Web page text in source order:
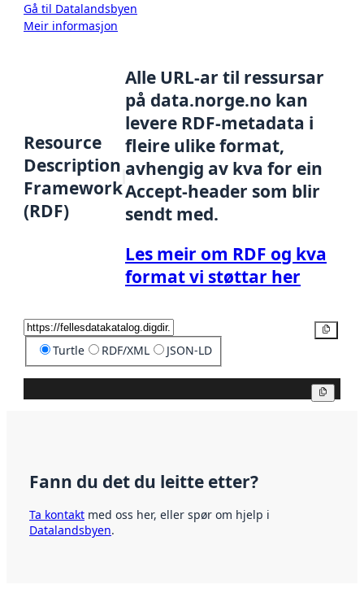
Gå til Datalandsbyen
Meir informasjon
Resource
Description
Framework
(RDF)
Alle URL-ar til ressursar
på data.norge.no kan
levere RDF-metadata i
fleire ulike format,
avhengig av kva for ein
Accept-header som blir
sendt med.
Les meir om RDF og kva
format vi støttar her
Turtle RDF/XML JSON-LD
Fann du det du leitte etter?
Ta kontakt med oss her, eller spør om hjelp i
Datalandsbyen.